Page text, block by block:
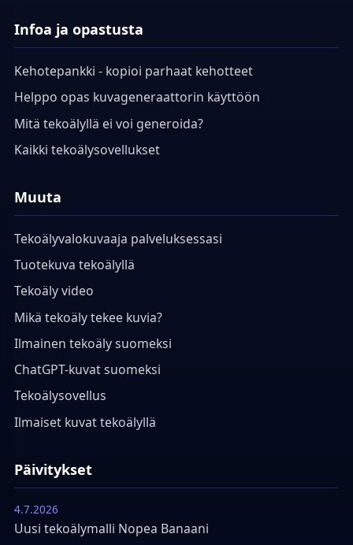
Infoa ja opastusta
Kehotepankki - kopioi parhaat kehotteet
Helppo opas kuvageneraattorin käyttöön
Mitä tekoälyllä ei voi generoida?
Kaikki tekoälysovellukset
Muuta
Tekoälyvalokuvaaja palveluksessasi
Tuotekuva tekoälyllä
Tekoäly video
Mikä tekoäly tekee kuvia?
Ilmainen tekoäly suomeksi
ChatGPT-kuvat suomeksi
Tekoälysovellus
Ilmaiset kuvat tekoälyllä
Päivitykset
4.7.2026
Uusi tekoälymalli Nopea Banaani